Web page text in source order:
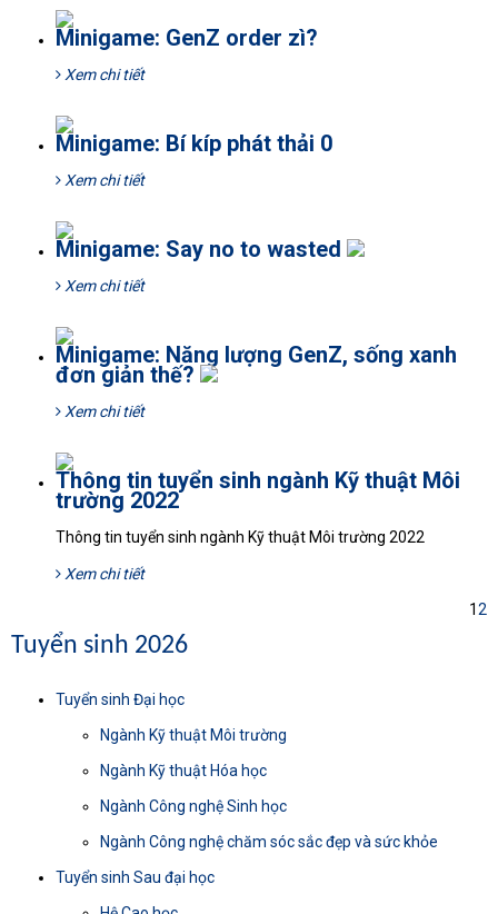
Minigame: GenZ order zì?
Xem chi tiết
Minigame: Bí kíp phát thải 0
Xem chi tiết
Minigame: Say no to wasted
Xem chi tiết
Minigame: Năng lượng GenZ, sống xanh
đơn giản thế?
Xem chi tiết
Thông tin tuyển sinh ngành Kỹ thuật Môi
trường 2022
Thông tin tuyển sinh ngành Kỹ thuật Môi trường 2022
Xem chi tiết
12
Tuyển sinh 2026
Tuyển sinh Đại học
Ngành Kỹ thuật Môi trường
Ngành Kỹ thuật Hóa học
Ngành Công nghệ Sinh học
Ngành Công nghệ chăm sóc sắc đẹp và sức khỏe
Tuyển sinh Sau đại học